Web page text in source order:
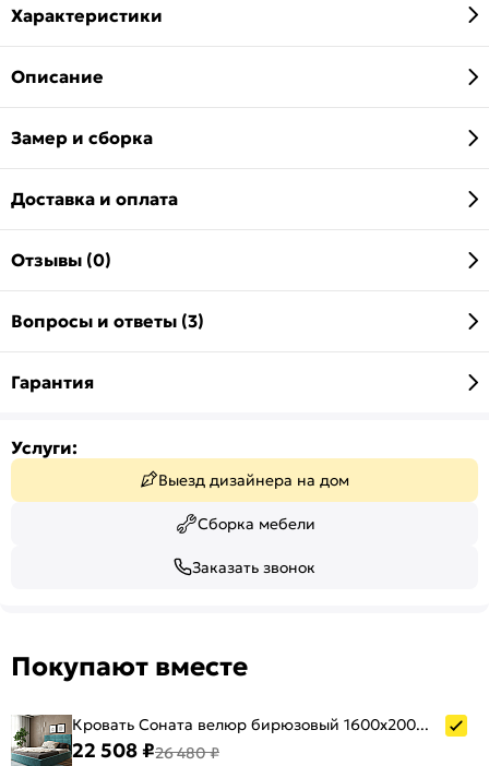
Характеристики
Описание
Замер и сборка
Доставка и оплата
Отзывы (0)
Вопросы и ответы (3)
Гарантия
Услуги:
Выезд дизайнера на дом
Сборка мебели
Заказать звонок
Покупают вместе
Кровать Соната велюр бирюзовый 1600x2000, без ортопедического основания, изголовье мягкое
22 508 ₽26 480 ₽